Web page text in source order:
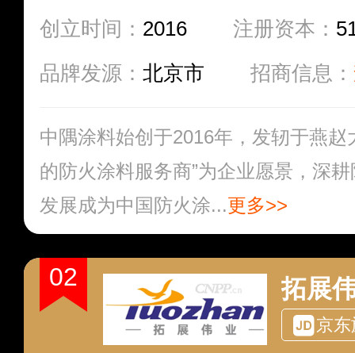
创立时间： 2016 注册资本：
品牌发源： 北京市 招商信息：
中隅涂料始创于2016年，发轫于燕赵
的防火涂料服务商”为企业愿景，深
发展成为中国防火涂...更多>>
02 拓展
京